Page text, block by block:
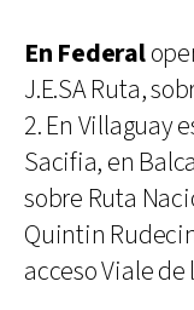
En Federal
J.E.SA Ruta,
2. En Villaguay
Sacifia, en
sobre Ruta
Quintin
acceso Viale